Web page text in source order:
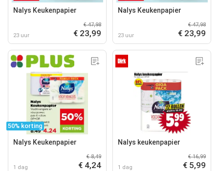
Nalys Keukenpapier
23 uur
€ 47,98
€ 23,99
Nalys Keukenpapier
23 uur
€ 47,98
€ 23,99
50% korting
Nalys Keukenpapier
1 dag
€ 8,49
€ 4,24
Nalys keukenpapier
1 dag
€ 16,99
€ 5,99